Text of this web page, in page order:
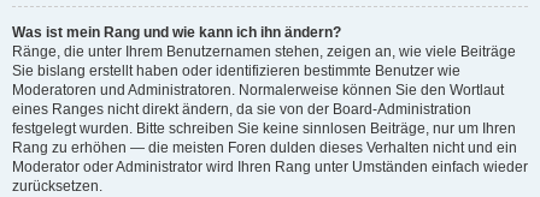
Was ist mein Rang und wie kann ich ihn ändern?
Ränge, die unter Ihrem Benutzernamen stehen, zeigen an, wie viele Beiträge
Sie bislang erstellt haben oder identifizieren bestimmte Benutzer wie
Moderatoren und Administratoren. Normalerweise können Sie den Wortlaut
eines Ranges nicht direkt ändern, da sie von der Board-Administration
festgelegt wurden. Bitte schreiben Sie keine sinnlosen Beiträge, nur um Ihren
Rang zu erhöhen — die meisten Foren dulden dieses Verhalten nicht und ein
Moderator oder Administrator wird Ihren Rang unter Umständen einfach wieder
zurücksetzen.